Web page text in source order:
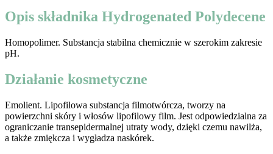
Opis składnika Hydrogenated Polydecene
Homopolimer. Substancja stabilna chemicznie w szerokim zakresie
pH.
Działanie kosmetyczne
Emolient. Lipofilowa substancja filmotwórcza, tworzy na
powierzchni skóry i włosów lipofilowy film. Jest odpowiedzialna za
ograniczanie transepidermalnej utraty wody, dzięki czemu nawilża,
a także zmiękcza i wygładza naskórek.